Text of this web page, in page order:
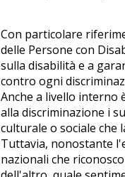
Con particolare
delle Persone con
sulla disabilità e a
contro ogni
Anche a livello interno
alla discriminazione i
culturale o sociale che
Tuttavia, nonostante
nazionali che